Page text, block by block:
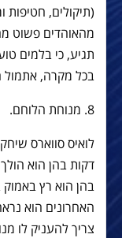
(תיקולים, חטיפות
מהאוהדים פשוט
תגיע, כי בלמים
בכל מקרה, אתמול
8. מנוחת הלוחם.
בהן הוא רץ
צריך להעניק לו